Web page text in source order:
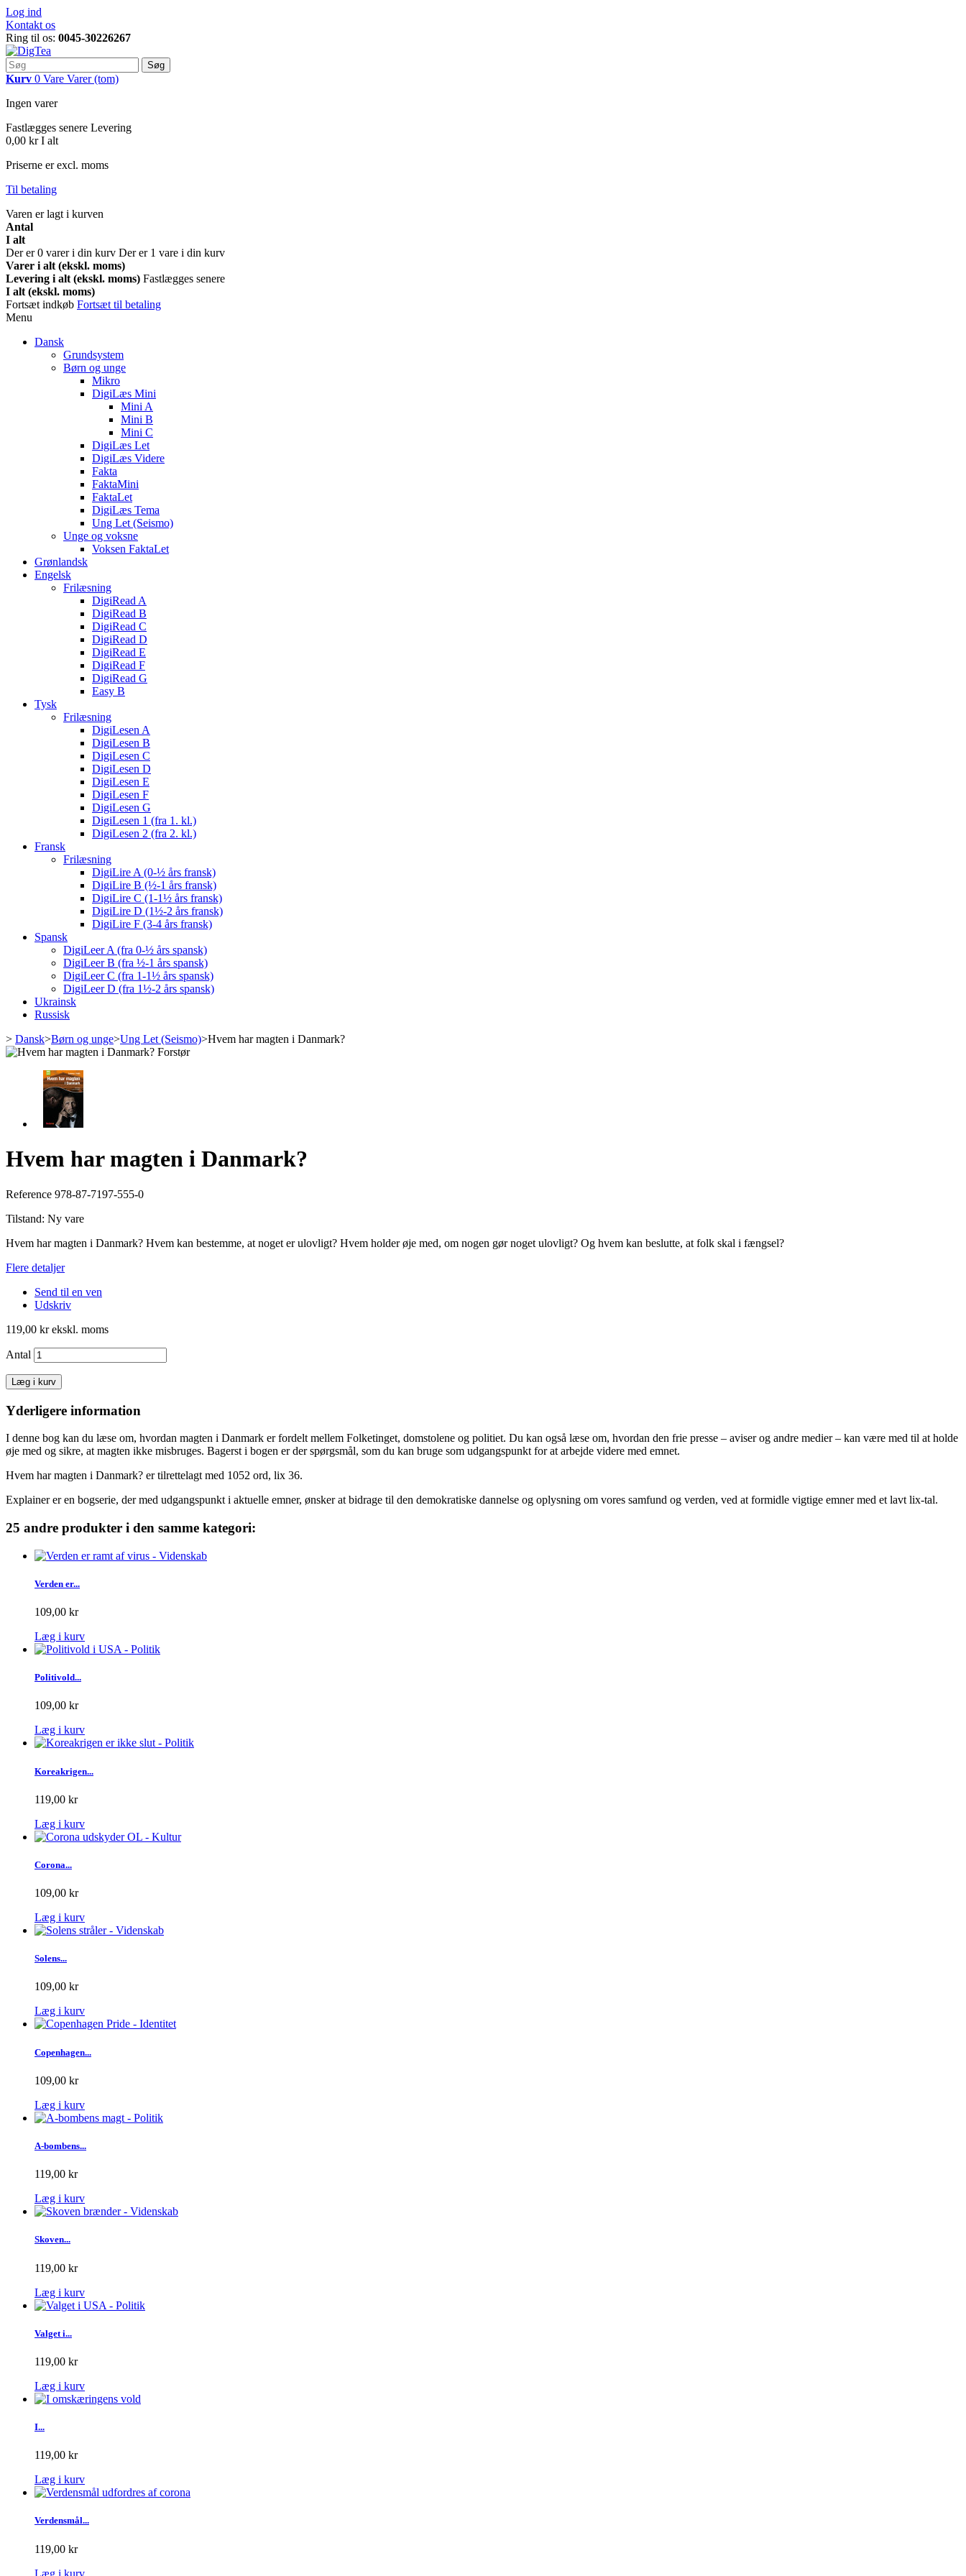
Log ind
Kontakt os
Ring til os: 0045-30226267
Søg
Kurv 0 Vare Varer (tom)
Ingen varer
Fastlægges senere Levering
0,00 kr I alt
Priserne er excl. moms
Til betaling
Varen er lagt i kurven
Antal
I alt
Der er0 varer i din kurv Der er 1 vare i din kurv
Varer i alt (ekskl. moms)
Levering i alt (ekskl. moms) Fastlægges senere
I alt (ekskl. moms)
Fortsæt indkøb Fortsæt til betaling
Menu
Dansk
Grundsystem
Børn og unge
Mikro
DigiLæs Mini
Mini A
Mini B
Mini C
DigiLæs Let
DigiLæs Videre
Fakta
FaktaMini
FaktaLet
DigiLæs Tema
Ung Let (Seismo)
Unge og voksne
Voksen FaktaLet
Grønlandsk
Engelsk
Frilæsning
DigiRead A
DigiRead B
DigiRead C
DigiRead D
DigiRead E
DigiRead F
DigiRead G
Easy B
Tysk
Frilæsning
DigiLesen A
DigiLesen B
DigiLesen C
DigiLesen D
DigiLesen E
DigiLesen F
DigiLesen G
DigiLesen 1 (fra 1. kl.)
DigiLesen 2 (fra 2. kl.)
Fransk
Frilæsning
DigiLire A (0-½ års fransk)
DigiLire B (½-1 års fransk)
DigiLire C (1-1½ års fransk)
DigiLire D (1½-2 års fransk)
DigiLire F (3-4 års fransk)
Spansk
DigiLeer A (fra 0-½ års spansk)
DigiLeer B (fra ½-1 års spansk)
DigiLeer C (fra 1-1½ års spansk)
DigiLeer D (fra 1½-2 års spansk)
Ukrainsk
Russisk
> Dansk>Børn og unge>Ung Let (Seismo)>Hvem har magten i Danmark?
Forstør
Hvem har magten i Danmark?
Reference 978-87-7197-555-0
Tilstand: Ny vare
Hvem har magten i Danmark? Hvem kan bestemme, at noget er ulovligt? Hvem holder øje med, om nogen gør noget ulovligt? Og hvem kan beslutte, at folk skal i fængsel?
Flere detaljer
Send til en ven
Udskriv
119,00 krekskl. moms
Antal
Læg i kurv
Yderligere information
I denne bog kan du læse om, hvordan magten i Danmark er fordelt mellem Folketinget, domstolene og politiet. Du kan også læse om, hvordan den frie presse – aviser og andre medier – kan være med til at holde
øje med og sikre, at magten ikke misbruges. Bagerst i bogen er der spørgsmål, som du kan bruge som udgangspunkt for at arbejde videre med emnet.
Hvem har magten i Danmark? er tilrettelagt med 1052 ord, lix 36.
Explainer er en bogserie, der med udgangspunkt i aktuelle emner, ønsker at bidrage til den demokratiske dannelse og oplysning om vores samfund og verden, ved at formidle vigtige emner med et lavt lix-tal.
25 andre produkter i den samme kategori:
Verden er...
109,00 kr
Læg i kurv
Politivold...
109,00 kr
Læg i kurv
Koreakrigen...
119,00 kr
Læg i kurv
Corona...
109,00 kr
Læg i kurv
Solens...
109,00 kr
Læg i kurv
Copenhagen...
109,00 kr
Læg i kurv
A-bombens...
119,00 kr
Læg i kurv
Skoven...
119,00 kr
Læg i kurv
Valget i...
119,00 kr
Læg i kurv
I...
119,00 kr
Læg i kurv
Verdensmål...
119,00 kr
Læg i kurv